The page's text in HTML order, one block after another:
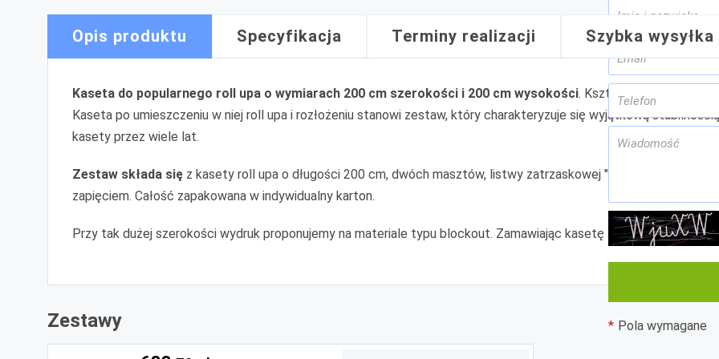
Pola wymagane
Opis produktu Specyfikacja Terminy realizacji Szybka wysyłka
Kaseta do popularnego roll upa o wymiarach 200 cm szerokości i 200 cm wysokości. Kształt "łezki" nadaje
Kaseta po umieszczeniu w niej roll upa i rozłożeniu stanowi zestaw, który charakteryzuje się wyjątkową
kasety przez wiele lat.
Zestaw składa się z kasety roll upa o długości 200 cm, dwóch masztów, listwy zatrzaskowej "Express Clip",
zapięciem. Całość zapakowana w indywidualny karton.
Przy tak dużej szerokości wydruk proponujemy na materiale typu blockout. Zamawiając kasetę z wydrukiem
Zestawy